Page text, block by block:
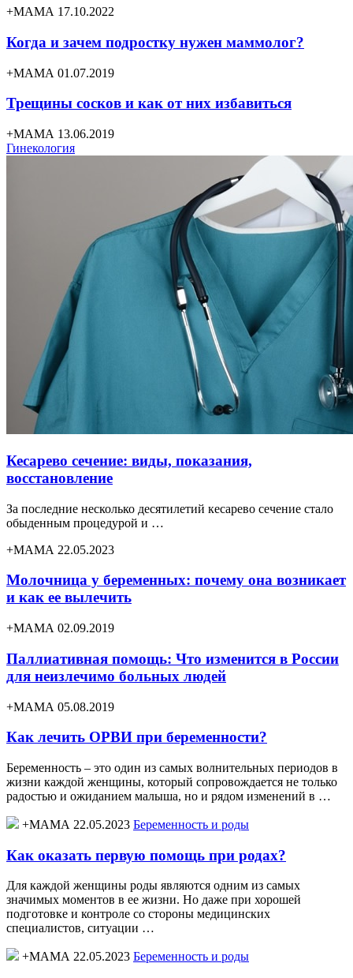
+МАМА 17.10.2022
Когда и зачем подростку нужен маммолог?
+МАМА 01.07.2019
Трещины сосков и как от них избавиться
+МАМА 13.06.2019
Гинекология
Кесарево сечение: виды, показания,
восстановление
За последние несколько десятилетий кесарево сечение стало
обыденным процедурой и …
+МАМА 22.05.2023
Молочница у беременных: почему она возникает
и как ее вылечить
+МАМА 02.09.2019
Паллиативная помощь: Что изменится в России
для неизлечимо больных людей
+МАМА 05.08.2019
Как лечить ОРВИ при беременности?
Беременность – это один из самых волнительных периодов в
жизни каждой женщины, который сопровождается не только
радостью и ожиданием малыша, но и рядом изменений в …
+МАМА 22.05.2023 Беременность и роды
Как оказать первую помощь при родах?
Для каждой женщины роды являются одним из самых
значимых моментов в ее жизни. Но даже при хорошей
подготовке и контроле со стороны медицинских
специалистов, ситуации …
+МАМА 22.05.2023 Беременность и роды